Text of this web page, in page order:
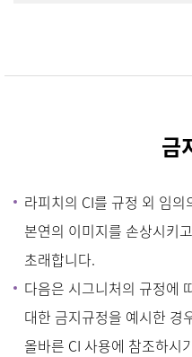
금
라피치의 CI를 규정 외 임
본연의 이미지를 손상시키
초래합니다.
다음은 시그니처의 규정에
대한 금지규정을 예시한 경
올바른 CI 사용에 참조하시